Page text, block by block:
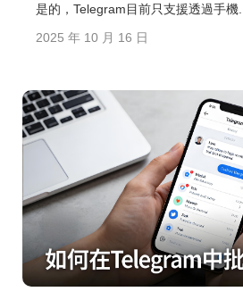
是的，Telegram目前只支援透過手機...
2025 年 10 月 16 日